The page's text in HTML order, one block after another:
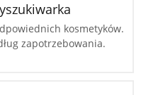
kosmetyków.
zapotrzebowania.